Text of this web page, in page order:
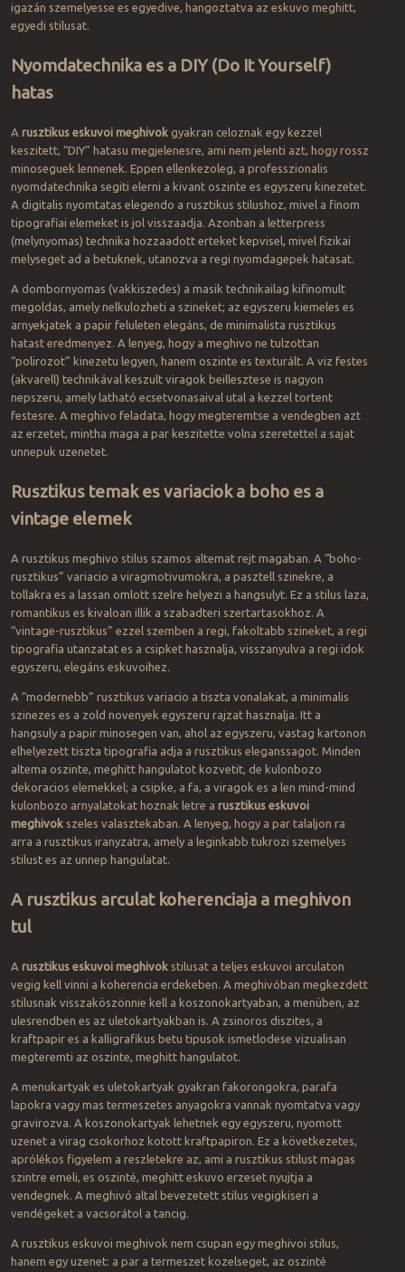
igazán szemelyesse es egyedive, hangoztatva az eskuvo meghitt,
egyedi stilusat.
Nyomdatechnika es a DIY (Do It Yourself)
hatas
A rusztikus eskuvoi meghivokgyakran celoznak egy kezzel
keszitett, “DIY” hatasu megjelenesre, ami nem jelenti azt, hogy rossz
minoseguek lennenek. Eppen ellenkezoleg, a professzionalis
nyomdatechnika segiti elerni a kivant oszinte es egyszeru kinezetet.
A digitalis nyomtatas elegendo a rusztikus stilushoz, mivel a finom
tipografiai elemeket is jol visszaadja. Azonban a letterpress
(melynyomas) technika hozzaadott erteket kepvisel, mivel fizikai
melyseget ad a betuknek, utanozva a regi nyomdagepek hatasat.
A dombornyomas (vakkiszedes) a masik technikailag kifinomult
megoldas, amely nelkulozheti a szineket; az egyszeru kiemeles es
arnyekjatek a papir feluleten elegáns, de minimalista rusztikus
hatast eredmenyez. A lenyeg, hogy a meghivo ne tulzottan
“polirozot” kinezetu legyen, hanem oszinte es texturált. A viz festes
(akvarell) technikával keszult viragok beillesztese is nagyon
nepszeru, amely latható ecsetvonasaival utal a kezzel tortent
festesre. A meghivo feladata, hogy megteremtse a vendegben azt
az erzetet, mintha maga a par keszitette volna szeretettel a sajat
unnepuk uzenetet.
Rusztikus temak es variaciok a boho es a
vintage elemek
A rusztikus meghivo stilus szamos altemat rejt magaban. A “boho-
rusztikus” variacio a viragmotivumokra, a pasztell szinekre, a
tollakra es a lassan omlott szelre helyezi a hangsulyt. Ez a stilus laza,
romantikus es kivaloan illik a szabadteri szertartasokhoz. A
“vintage-rusztikus” ezzel szemben a regi, fakoltabb szineket, a regi
tipografia utanzatat es a csipket hasznalja, visszanyulva a regi idok
egyszeru, elegáns eskuvoihez.
A “modernebb” rusztikus variacio a tiszta vonalakat, a minimalis
szinezes es a zold novenyek egyszeru rajzat hasznalja. Itt a
hangsuly a papir minosegen van, ahol az egyszeru, vastag kartonon
elhelyezett tiszta tipografia adja a rusztikus eleganssagot. Minden
altema oszinte, meghitt hangulatot kozvetit, de kulonbozo
dekoracios elemekkel; a csipke, a fa, a viragok es a len mind-mind
kulonbozo arnyalatokat hoznak letre a rusztikus eskuvoi
meghivokszeles valasztekaban. A lenyeg, hogy a par talaljon ra
arra a rusztikus iranyzatra, amely a leginkabb tukrozi szemelyes
stilust es az unnep hangulatat.
A rusztikus arculat koherenciaja a meghivon
tul
A rusztikus eskuvoi meghivokstilusat a teljes eskuvoi arculaton
vegig kell vinni a koherencia erdekeben. A meghivóban megkezdett
stilusnak visszaköszönnie kell a koszonokartyaban, a menüben, az
ulesrendben es az uletokartyakban is. A zsinoros diszites, a
kraftpapir es a kalligrafikus betu tipusok ismetlodese vizualisan
megteremti az oszinte, meghitt hangulatot.
A menukartyak es uletokartyak gyakran fakorongokra, parafa
lapokra vagy mas termeszetes anyagokra vannak nyomtatva vagy
gravirozva. A koszonokartyak lehetnek egy egyszeru, nyomott
uzenet a virag csokorhoz kotott kraftpapiron. Ez a következetes,
aprólékos figyelem a reszletekre az, ami a rusztikus stilust magas
szintre emeli, es oszinté, meghitt eskuvo erzeset nyujtja a
vendegnek. A meghivó altal bevezetett stilus vegigkiseri a
vendégeket a vacsorátol a tancig.
A rusztikus eskuvoi meghivok nem csupan egy meghivoi stilus,
hanem egy uzenet: a par a termeszet kozelseget, az oszinté